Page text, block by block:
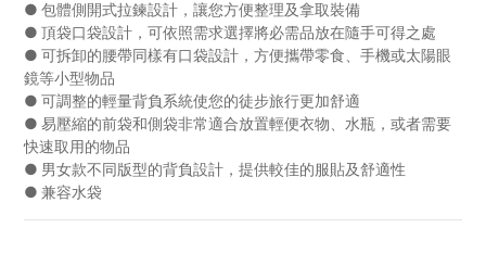
● 包體側開式拉鍊設計，讓您方便整理及拿取裝備
● 頂袋口袋設計，可依照需求選擇將必需品放在隨手可得之處
● 可拆卸的腰帶同樣有口袋設計，方便攜帶零食、手機或太陽眼
鏡等小型物品
● 可調整的輕量背負系統使您的徒步旅行更加舒適
● 易壓縮的前袋和側袋非常適合放置輕便衣物、水瓶，或者需要
快速取用的物品
● 男女款不同版型的背負設計，提供較佳的服貼及舒適性
● 兼容水袋